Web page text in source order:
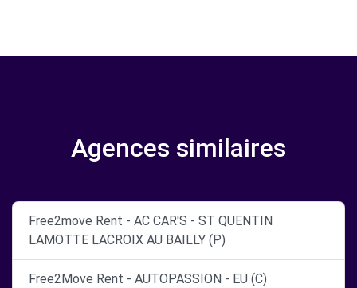
Agences similaires
Free2move Rent - AC CAR'S - ST QUENTIN
LAMOTTE LACROIX AU BAILLY (P)
Free2Move Rent - AUTOPASSION - EU (C)